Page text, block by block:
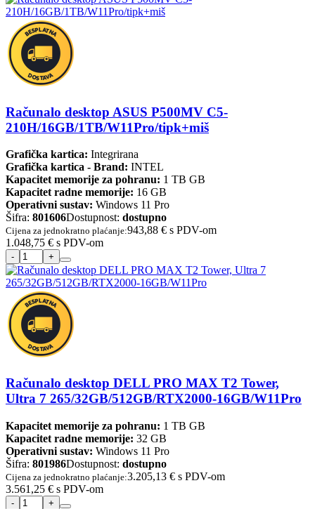
Računalo desktop ASUS P500MV C5-
210H/16GB/1TB/W11Pro/tipk+miš
Grafička kartica: Integrirana
Grafička kartica - Brand: INTEL
Kapacitet memorije za pohranu: 1 TB GB
Kapacitet radne memorije: 16 GB
Operativni sustav: Windows 11 Pro
Šifra: 801606Dostupnost: dostupno
Cijena za jednokratno plaćanje:943,88 € s PDV-om
1.048,75 € s PDV-om
Računalo desktop DELL PRO MAX T2 Tower,
Ultra 7 265/32GB/512GB/RTX2000-16GB/W11Pro
Kapacitet memorije za pohranu: 1 TB GB
Kapacitet radne memorije: 32 GB
Operativni sustav: Windows 11 Pro
Šifra: 801986Dostupnost: dostupno
Cijena za jednokratno plaćanje:3.205,13 € s PDV-om
3.561,25 € s PDV-om